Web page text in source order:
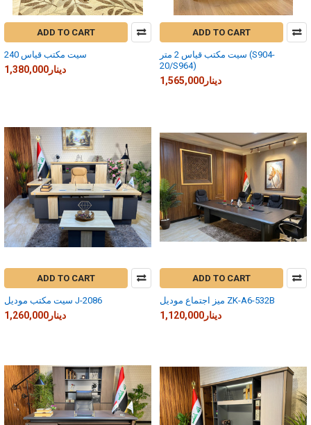
ADD TO CART
سيت مكتب قياس 240
1,380,000دينار
ADD TO CART
سيت مكتب قياس 2 متر (S904-
20/S964)
1,565,000دينار
ADD TO CART
سيت مكتب موديل J-2086
1,260,000دينار
ADD TO CART
ميز اجتماع موديل ZK-A6-532B
1,120,000دينار